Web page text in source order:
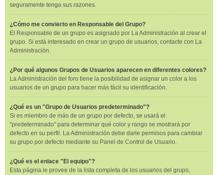
seguramente tenga sus razones.
¿Cómo me convierto en Responsable del Grupo?
El Responsable de un grupo es asignado por La Administración al crear el
grupo. Si está interesado en crear un grupo de usuarios, contacte con La
Administración.
¿Por qué algunos Grupos de Usuarios aparecen en diferentes colores?
La Administración del foro tiene la posibilidad de asignar un color a los
usuarios de un grupo para hacer más fácil su identificación.
¿Qué es un "Grupo de Usuarios predeterminado"?
Si es miembro de más de un grupo por defecto, se usará el
"predeterminado" para determinar qué color y rango se mostrará por
defecto en su perfil. La Administración debe darle permisos para cambiar
su grupo por defecto mediante su Panel de Control de Usuario.
¿Qué es el enlace "El equipo"?
Esta página le provee de la lista completa de los usuarios del grupo,